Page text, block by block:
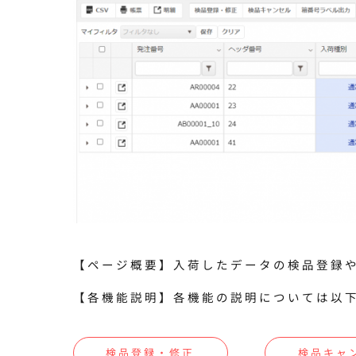
【ページ概要】入荷したデータの検品登
【各機能説明】各機能の説明については以
検品登録・修正 検品キャ